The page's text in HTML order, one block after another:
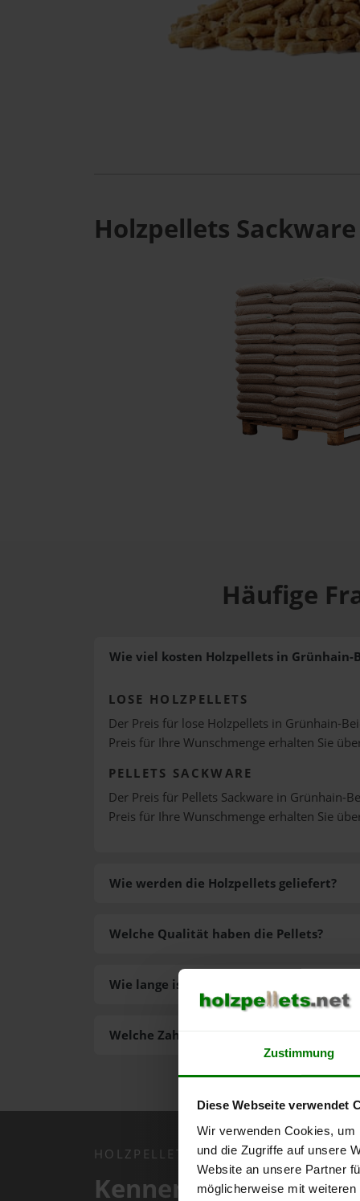
Zustimmung
Diese Webseite verwendet
Wir verwenden Cookies,
und die Zugriffe auf unsere
Website an unsere Partner
möglicherweise mit
Holzpellets
Häufige
Wie viel kosten Holzpellets in Grünhain-
LOSE HOLZPELLETS
Der Preis für lose Holzpellets in Grünhain-
Preis für Ihre Wunschmenge erhalten Sie
PELLETS SACKWARE
Der Preis für Pellets Sackware in Grünhain-
Preis für Ihre Wunschmenge erhalten Sie
Wie werden die Holzpellets geliefert?
Welche Zahlungsarten gibt es?
Welche Qualität haben die Pellets?
Wie lange ist die Lieferzeit der Pellets?
HOLZPELLETS.NET APP
Kennen Sie schon